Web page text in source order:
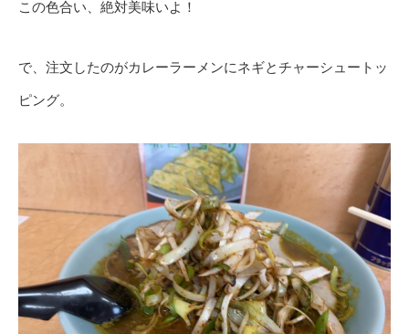
この色合い、絶対美味いよ！
で、注文したのがカレーラーメンにネギとチャーシュートッ
ピング。